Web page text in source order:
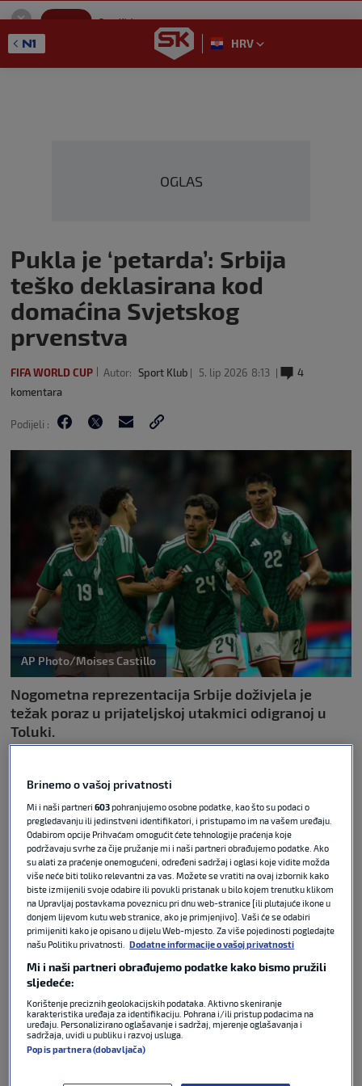
SportKlub
GET - On the Google Play
HRV
OGLAS
Pukla je ‘petarda’: Srbija
teško deklasirana kod
domaćina Svjetskog
prvenstva
FIFA WORLD CUP Autor: Sport Klub 5. lip 2026 8:13
4
komentara
Podijeli :
AP Photo/Moises Castillo
Nogometna reprezentacija Srbije doživjela je
težak poraz u prijateljskoj utakmici odigranoj u
Toluki.
prvenstva, reprezentacija Meksika, slavila je
uvjerljivih 5:1. Bio je to drugi uzastopni poraz Srbije u
ovom reprezentativnom ciklusu, nakon što je prije
pet dana izgubila od reprezentacije Zelenortskih
Otoka rezultatom 3:0.
Meksiko preokrenuo nakon vodstva Srbije
Srbija je povela u 19. minuti pogotkom Petra Stanića,
no domaćin je do kraja prvog poluvremena uspio
preokrenuti rezultat. Johan Vásquez izjednačio je na
1:1 u 34. minuti, a u sudačkoj nadoknadi prvog dijela
Stefan Bokinac zabio je autogol za vodstvo
reprezentacije Meksika.
Brinemo o vašoj privatnosti
Mi i naši partneri603pohranjujemo osobne podatke, kao što su podaci o
pregledavanju ili jedinstveni identifikatori, i pristupamo im na vašem uređaju.
Odabirom opcije Prihvaćam omogućit ćete tehnologije praćenja koje
podržavaju svrhe za čije pružanje mi i naši partneri obrađujemo podatke. Ako
su alati za praćenje onemogućeni, određeni sadržaj i oglasi koje vidite možda
više neće biti toliko relevantni za vas. Možete se vratiti na ovaj izbornik kako
biste izmijenili svoje odabire ili povukli pristanak u bilo kojem trenutku klikom
na Upravljaj postavkama poveznicu pri dnu web-stranice [ili plutajuće ikone u
donjem lijevom kutu web stranice, ako je primjenjivo]. Vaši će se odabiri
primijeniti kako je opisano u dijelu Web-mjesto. Za više pojedinosti pogledajte
našu Politiku privatnosti.
Dodatne informacije o vašoj privatnosti
Mi i naši partneri obrađujemo podatke kako bismo pružili
sljedeće:
Korištenje preciznih geolokacijskih podataka. Aktivno skeniranje
karakteristika uređaja za identifikaciju. Pohrana i/ili pristup podacima na
uređaju. Personalizirano oglašavanje i sadržaj, mjerenje oglašavanja i
sadržaja, uvidi u publiku i razvoj usluga.
Popis partnera (dobavljača)